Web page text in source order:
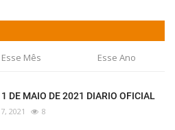
Esse Mês Esse Ano
DE MAIO DE 2021 DIARIO OFICIAL
2021 8